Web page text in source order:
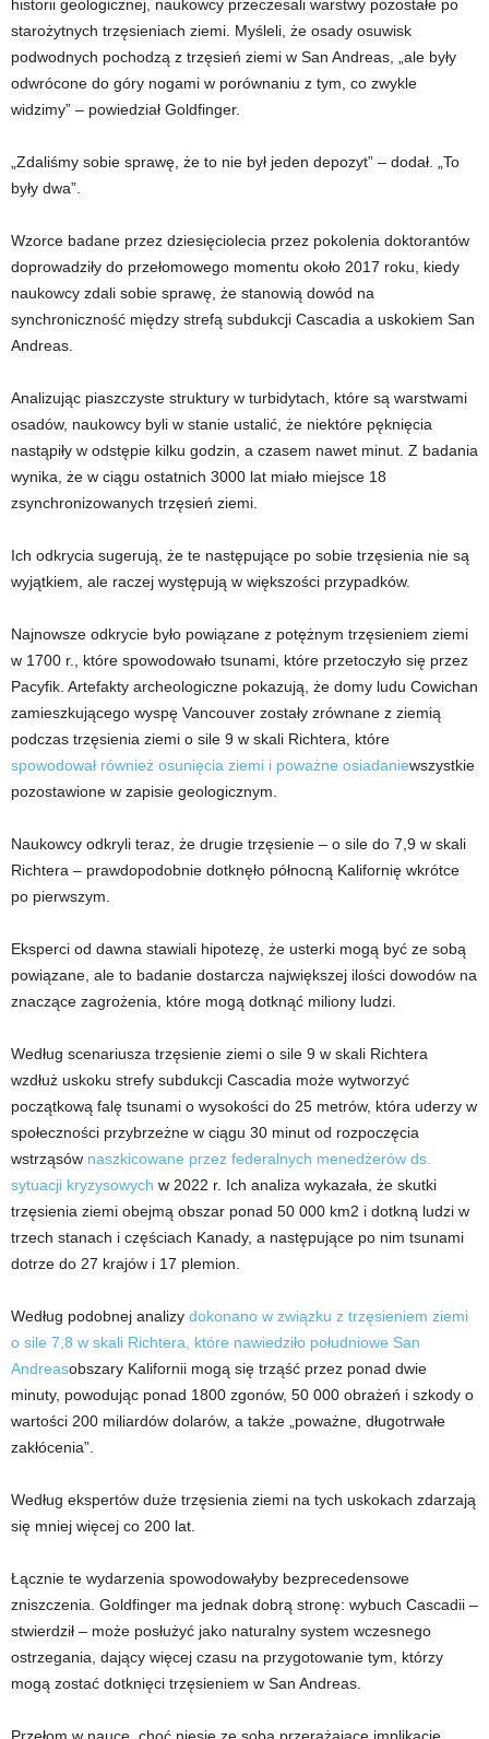
historii geologicznej, naukowcy przeczesali warstwy pozostałe po
starożytnych trzęsieniach ziemi. Myśleli, że osady osuwisk
podwodnych pochodzą z trzęsień ziemi w San Andreas, „ale były
odwrócone do góry nogami w porównaniu z tym, co zwykle
widzimy” – powiedział Goldfinger.
„Zdaliśmy sobie sprawę, że to nie był jeden depozyt” – dodał. „To
były dwa”.
Wzorce badane przez dziesięciolecia przez pokolenia doktorantów
doprowadziły do ​​przełomowego momentu około 2017 roku, kiedy
naukowcy zdali sobie sprawę, że stanowią dowód na
synchroniczność między strefą subdukcji Cascadia a uskokiem San
Andreas.
Analizując piaszczyste struktury w turbidytach, które są warstwami
osadów, naukowcy byli w stanie ustalić, że niektóre pęknięcia
nastąpiły w odstępie kilku godzin, a czasem nawet minut. Z badania
wynika, że ​​w ciągu ostatnich 3000 lat miało miejsce 18
zsynchronizowanych trzęsień ziemi.
Ich odkrycia sugerują, że te następujące po sobie trzęsienia nie są
wyjątkiem, ale raczej występują w większości przypadków.
Najnowsze odkrycie było powiązane z potężnym trzęsieniem ziemi
w 1700 r., które spowodowało tsunami, które przetoczyło się przez
Pacyfik. Artefakty archeologiczne pokazują, że domy ludu Cowichan
zamieszkującego wyspę Vancouver zostały zrównane z ziemią
podczas trzęsienia ziemi o sile 9 w skali Richtera, które
spowodował również osunięcia ziemi i poważne osiadaniewszystkie
pozostawione w zapisie geologicznym.
Naukowcy odkryli teraz, że drugie trzęsienie – o sile do 7,9 w skali
Richtera – prawdopodobnie dotknęło północną Kalifornię wkrótce
po pierwszym.
Eksperci od dawna stawiali hipotezę, że usterki mogą być ze sobą
powiązane, ale to badanie dostarcza największej ilości dowodów na
znaczące zagrożenia, które mogą dotknąć miliony ludzi.
Według scenariusza trzęsienie ziemi o sile 9 w skali Richtera
wzdłuż uskoku strefy subdukcji Cascadia może wytworzyć
początkową falę tsunami o wysokości do 25 metrów, która uderzy w
społeczności przybrzeżne w ciągu 30 minut od rozpoczęcia
wstrząsów naszkicowane przez federalnych menedżerów ds.
sytuacji kryzysowych w 2022 r. Ich analiza wykazała, że ​​skutki
trzęsienia ziemi obejmą obszar ponad 50 000 km2 i dotkną ludzi w
trzech stanach i częściach Kanady, a następujące po nim tsunami
dotrze do 27 krajów i 17 plemion.
Według podobnej analizy dokonano w związku z trzęsieniem ziemi
o sile 7,8 w skali Richtera, które nawiedziło południowe San
Andreasobszary Kalifornii mogą się trząść przez ponad dwie
minuty, powodując ponad 1800 zgonów, 50 000 obrażeń i szkody o
wartości 200 miliardów dolarów, a także „poważne, długotrwałe
zakłócenia”.
Według ekspertów duże trzęsienia ziemi na tych uskokach zdarzają
się mniej więcej co 200 lat.
Łącznie te wydarzenia spowodowałyby bezprecedensowe
zniszczenia. Goldfinger ma jednak dobrą stronę: wybuch Cascadii –
stwierdził – może posłużyć jako naturalny system wczesnego
ostrzegania, dający więcej czasu na przygotowanie tym, którzy
mogą zostać dotknięci trzęsieniem w San Andreas.